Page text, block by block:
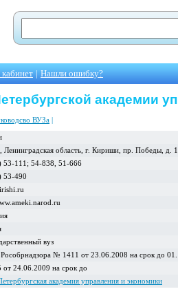
| Нашли ошибку?
академии
ВУЗа
Ленинградская область, г. Кириши, пр. Победы, д. 1
53-111; 54-838, 51-666
53-490
вуз
№ 1411 от 23.06.2008 на срок до
24.06.2009 на срок до
академия управления и экономики